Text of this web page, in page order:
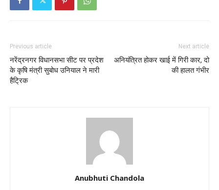
Previous article
नरेंद्रनगर विधानसभा सीट पर प्रदेश
के कृषि मंत्री सुबोध उनियाल ने मारी
हैट्रिक
Next article
अनियंत्रित होकर खाई में गिरी कार, दो
की हालत गंभीर
Anubhuti Chandola